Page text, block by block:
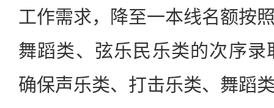
工作需求，降至一本线名额按
舞蹈类、弦乐民乐类的次序
确保声乐类、打击乐类、舞蹈